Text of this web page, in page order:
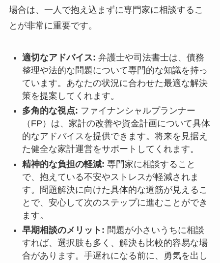
場合は、一人で抱え込まずに専門家に相談するこ
とが非常に重要です。
適切なアドバイス: 弁護士や司法書士は、債務
整理や法的な問題について専門的な知識を持っ
ています。あなたの状況に合わせた最適な解決
策を提案してくれます。
多角的な視点: ファイナンシャルプランナー
（FP）は、家計の改善や資金計画について具体
的なアドバイスを提供できます。将来を見据え
た健全な家計運営をサポートしてくれます。
精神的な負担の軽減: 専門家に相談すること
で、抱えている不安やストレスが軽減されま
す。問題解決に向けた具体的な道筋が見えるこ
とで、安心して次のステップに進むことができ
ます。
早期相談のメリット: 問題が小さいうちに相談
すれば、選択肢も多く、解決も比較的容易な場
合があります。手遅れになる前に、勇気を出し